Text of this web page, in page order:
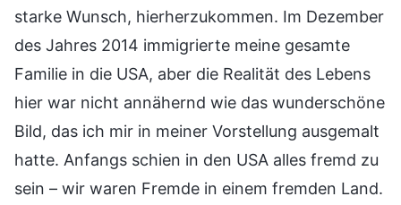
starke Wunsch, hierherzukommen. Im Dezember
des Jahres 2014 immigrierte meine gesamte
Familie in die USA, aber die Realität des Lebens
hier war nicht annähernd wie das wunderschöne
Bild, das ich mir in meiner Vorstellung ausgemalt
hatte. Anfangs schien in den USA alles fremd zu
sein – wir waren Fremde in einem fremden Land.